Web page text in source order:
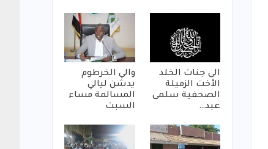
الى جنات الخلد
الأخت الزميلة
الصحفية سلمى
عبد…
والي الخرطوم
يدشن ليالي
المسالمة مساء
السبت